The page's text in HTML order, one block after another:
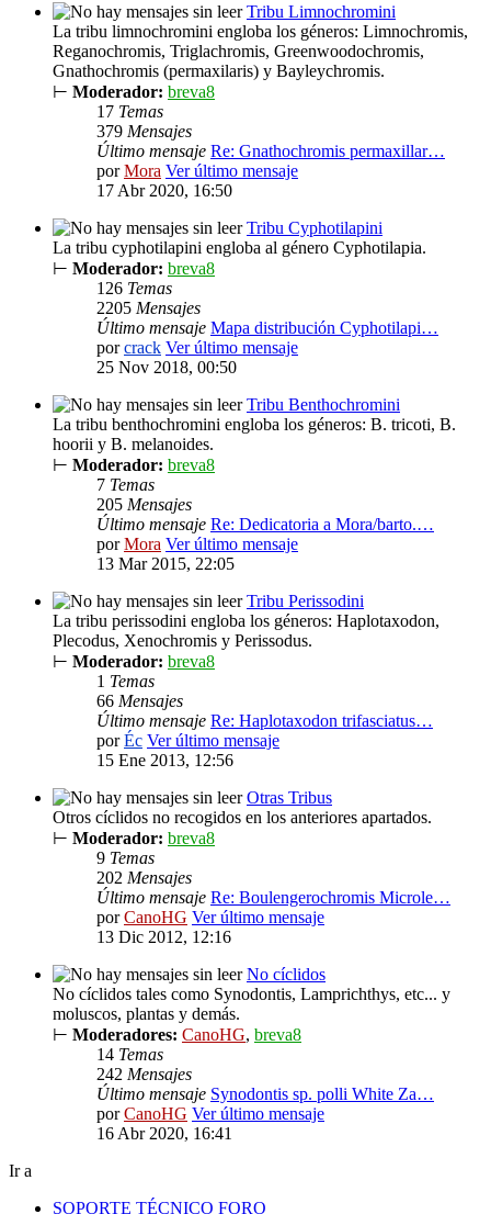
Tribu Limnochromini
La tribu limnochromini engloba los géneros: Limnochromis,
Reganochromis, Triglachromis, Greenwoodochromis,
Gnathochromis (permaxilaris) y Bayleychromis.
⊢ Moderador: breva8
17 Temas
379 Mensajes
Último mensaje Re: Gnathochromis permaxillar…
porMora Ver último mensaje
17 Abr 2020, 16:50
Tribu Cyphotilapini
La tribu cyphotilapini engloba al género Cyphotilapia.
⊢ Moderador: breva8
126 Temas
2205 Mensajes
Último mensaje Mapa distribución Cyphotilapi…
porcrack Ver último mensaje
25 Nov 2018, 00:50
Tribu Benthochromini
La tribu benthochromini engloba los géneros: B. tricoti, B.
hoorii y B. melanoides.
⊢ Moderador: breva8
7 Temas
205 Mensajes
Último mensaje Re: Dedicatoria a Mora/barto.…
porMora Ver último mensaje
13 Mar 2015, 22:05
Tribu Perissodini
La tribu perissodini engloba los géneros: Haplotaxodon,
Plecodus, Xenochromis y Perissodus.
⊢ Moderador: breva8
1 Temas
66 Mensajes
Último mensaje Re: Haplotaxodon trifasciatus…
porÉc Ver último mensaje
15 Ene 2013, 12:56
Otras Tribus
Otros cíclidos no recogidos en los anteriores apartados.
⊢ Moderador: breva8
9 Temas
202 Mensajes
Último mensaje Re: Boulengerochromis Microle…
porCanoHG Ver último mensaje
13 Dic 2012, 12:16
No cíclidos
No cíclidos tales como Synodontis, Lamprichthys, etc... y
moluscos, plantas y demás.
⊢ Moderadores: CanoHG, breva8
14 Temas
242 Mensajes
Último mensaje Synodontis sp. polli White Za…
porCanoHG Ver último mensaje
16 Abr 2020, 16:41
Ir a
SOPORTE TÉCNICO FORO